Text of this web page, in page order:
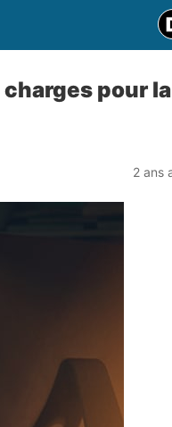
pour la
2 ans